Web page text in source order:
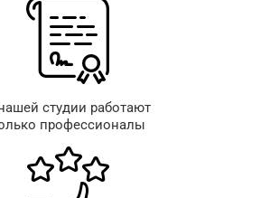
студии работают
профессионалы